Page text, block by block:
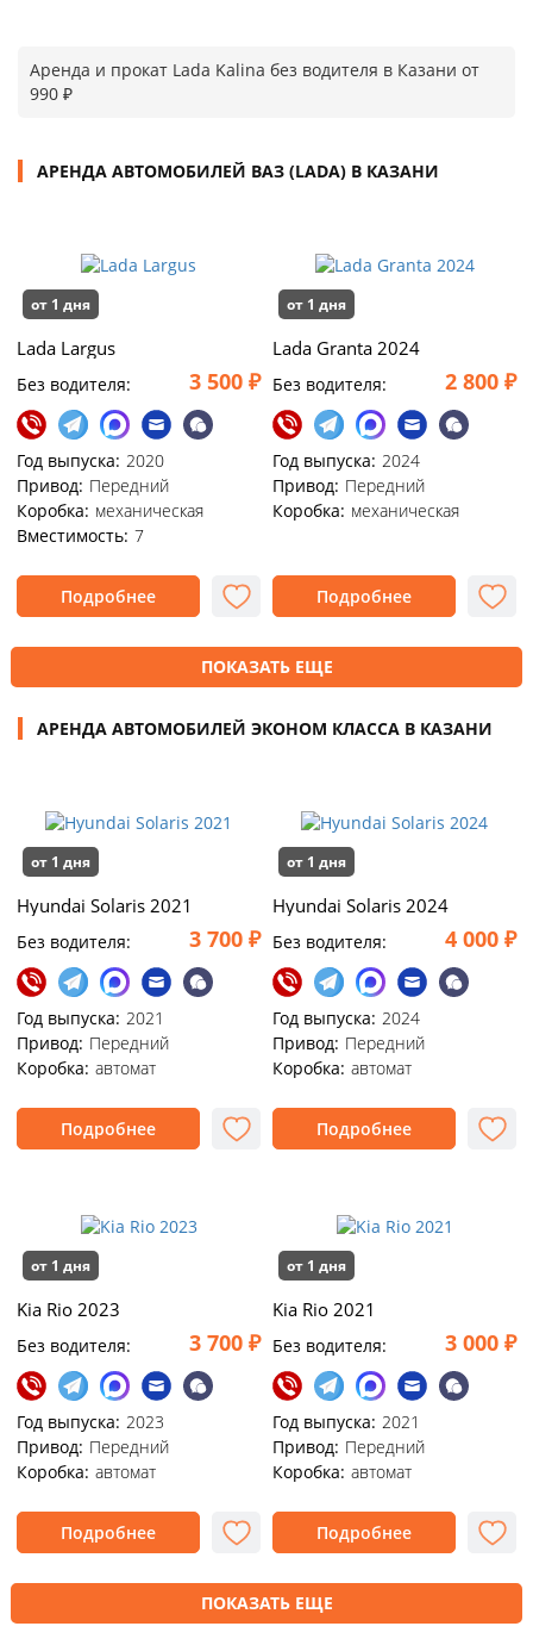
Аренда и прокат Lada Kalina без водителя в Казани от
990 ₽
АРЕНДА АВТОМОБИЛЕЙ ВАЗ (LADA) В КАЗАНИ
от 1 дня
Lada Largus
Без водителя: 3 500 ₽
Год выпуска: 2020
Привод: Передний
Коробка: механическая
Вместимость: 7
Подробнее
от 1 дня
Lada Granta 2024
Без водителя: 2 800 ₽
Год выпуска: 2024
Привод: Передний
Коробка: механическая
Подробнее
ПОКАЗАТЬ ЕЩЕ
АРЕНДА АВТОМОБИЛЕЙ ЭКОНОМ КЛАССА В КАЗАНИ
от 1 дня
Hyundai Solaris 2021
Без водителя: 3 700 ₽
Год выпуска: 2021
Привод: Передний
Коробка: автомат
Подробнее
от 1 дня
Hyundai Solaris 2024
Без водителя: 4 000 ₽
Год выпуска: 2024
Привод: Передний
Коробка: автомат
Подробнее
от 1 дня
Kia Rio 2023
Без водителя: 3 700 ₽
Год выпуска: 2023
Привод: Передний
Коробка: автомат
Подробнее
от 1 дня
Kia Rio 2021
Без водителя: 3 000 ₽
Год выпуска: 2021
Привод: Передний
Коробка: автомат
Подробнее
ПОКАЗАТЬ ЕЩЕ